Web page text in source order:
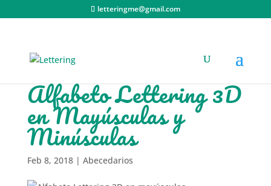
letteringme@gmail.com
Alfabeto Lettering 3D
en Mayúsculas y
Minúsculas
Feb 8, 2018| Abecedarios